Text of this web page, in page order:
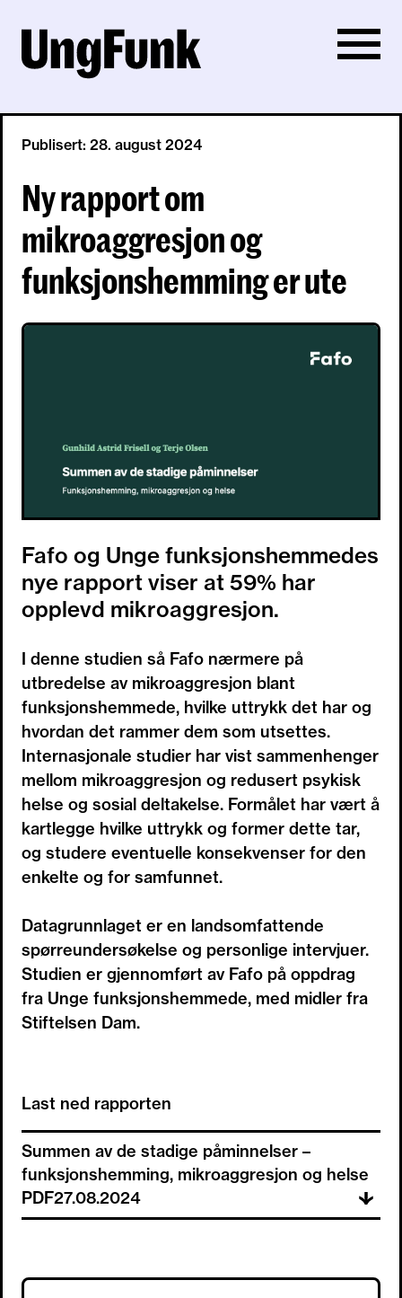
Publisert: 28. august 2024
Ny rapport om
mikroaggresjon og
funksjonshemming er ute
Fafo og Unge funksjonshemmedes
nye rapport viser at 59% har
opplevd mikroaggresjon.
I denne studien så Fafo nærmere på
utbredelse av mikroaggresjon blant
funksjonshemmede, hvilke uttrykk det har og
hvordan det rammer dem som utsettes.
Internasjonale studier har vist sammenhenger
mellom mikroaggresjon og redusert psykisk
helse og sosial deltakelse. Formålet har vært å
kartlegge hvilke uttrykk og former dette tar,
og studere eventuelle konsekvenser for den
enkelte og for samfunnet.
Datagrunnlaget er en landsomfattende
spørreundersøkelse og personlige intervjuer.
Studien er gjennomført av Fafo på oppdrag
fra Unge funksjonshemmede, med midler fra
Stiftelsen Dam.
Last ned rapporten
Summen av de stadige påminnelser –
funksjonshemming, mikroaggresjon og helse
PDF27.08.2024